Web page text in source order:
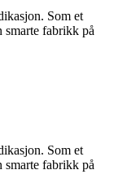
Som et
fabrikk på
Som et
fabrikk på